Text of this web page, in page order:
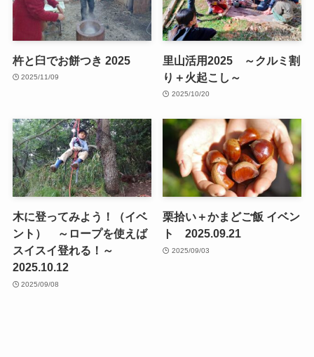
杵と臼でお餅つき 2025
2025/11/09
里山活用2025 ～クルミ割
り＋火起こし～
2025/10/20
木に登ってみよう！（イベ
ント） ～ロープを使えば
スイスイ登れる！～
2025.10.12
2025/09/08
栗拾い＋かまどご飯 イベン
ト 2025.09.21
2025/09/03